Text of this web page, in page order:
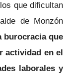
que dificultan
de Monzón
burocracia que
actividad en el
laborales y